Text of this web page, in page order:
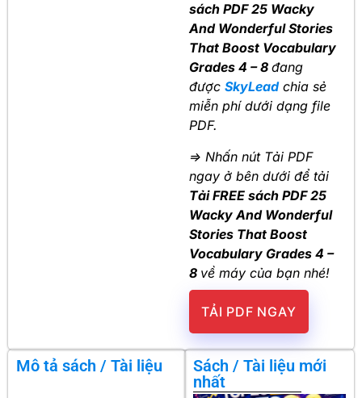
sách PDF 25 Wacky
And Wonderful Stories
That Boost Vocabulary
Grades 4 – 8 đang
được SkyLeadchia sẻ
miễn phí dưới dạng file
PDF.
=> Nhấn nút Tải PDF
ngay ở bên dưới để tải
Tải FREE sách PDF 25
Wacky And Wonderful
Stories That Boost
Vocabulary Grades 4 –
8 về máy của bạn nhé!
TẢI PDF NGAY
Mô tả sách / Tài liệu
Sách / Tài liệu mới
nhất